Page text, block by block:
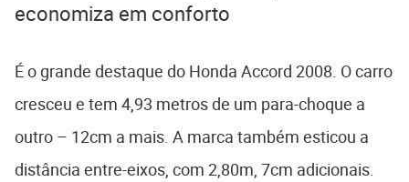
economiza em conforto
É o grande destaque do Honda Accord 2008. O carro
cresceu e tem 4,93 metros de um para-choque a
outro – 12cm a mais. A marca também esticou a
distância entre-eixos, com 2,80m, 7cm adicionais.